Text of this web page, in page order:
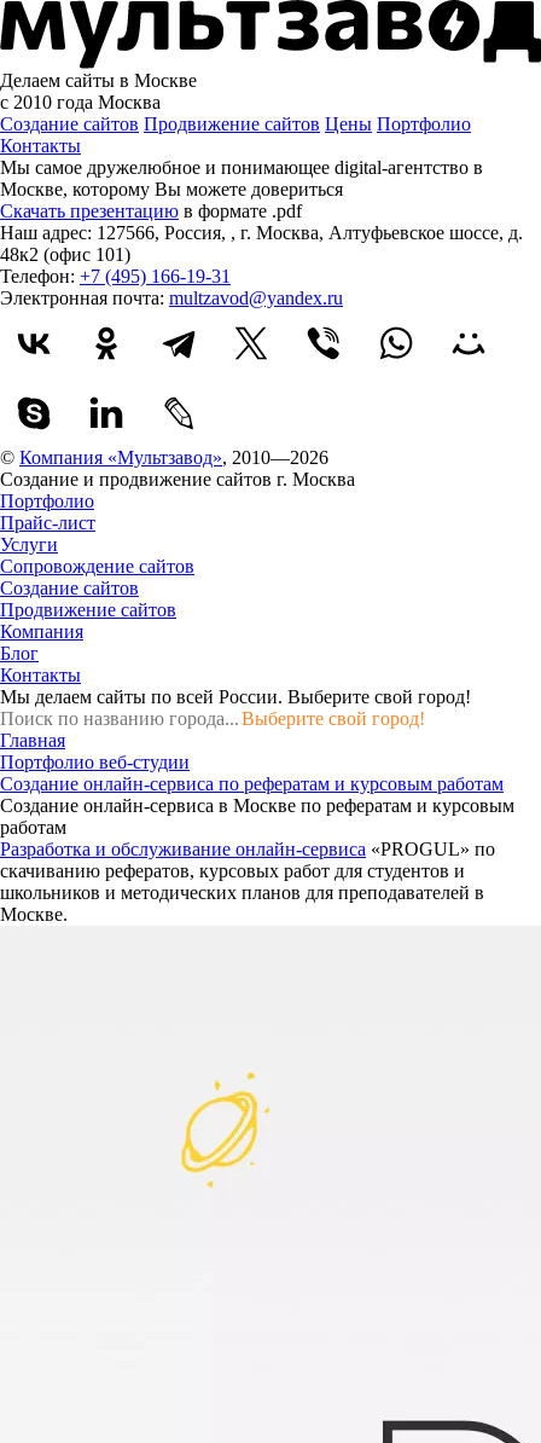
Делаем сайты в Москве
с 2010 года Москва
Создание сайтов Продвижение сайтов Цены Портфолио
Контакты
Мы самое дружелюбное и понимающее digital-агентство в
Москве, которому Вы можете довериться
Скачать презентацию в формате .pdf
Наш адрес: 127566, Россия, , г. Москва, Алтуфьевское шоссе, д.
48к2 (офис 101)
Телефон: +7 (495) 166-19-31
Электронная почта: multzavod@yandex.ru
© Компания «Мультзавод», 2010—2026
Создание и продвижение сайтов г. Москва
Портфолио
Прайс-лист
Услуги
Сопровождение сайтов
Создание сайтов
Продвижение сайтов
Компания
Блог
Контакты
Мы делаем сайты по всей России. Выберите свой город!
Выберите свой город!
Главная
Портфолио веб-студии
Создание онлайн-сервиса по рефератам и курсовым работам
Создание онлайн-сервиса в Москве по рефератам и курсовым
работам
Разработка и обслуживание онлайн-сервиса «PROGUL» по
скачиванию рефератов, курсовых работ для студентов и
школьников и методических планов для преподавателей в
Москве.